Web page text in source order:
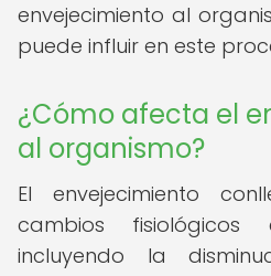
envejecimiento al
puede influir en este
¿Cómo afecta el
al organismo?
El envejecimiento
cambios
incluyendo la